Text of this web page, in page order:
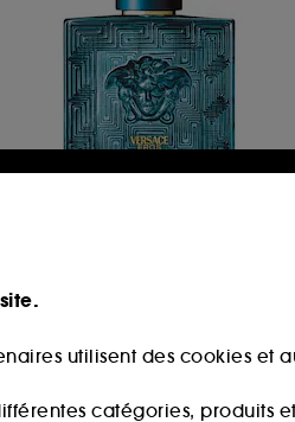
192,00€ / 100ml
utilisent des cookies et
catégories, produits